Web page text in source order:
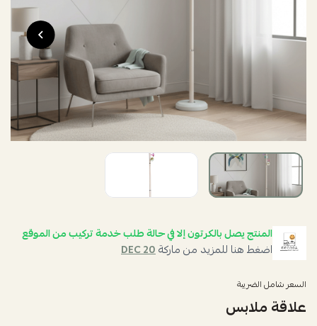
المنتج يصل بالكرتون إلا في حالة طلب خدمة تركيب من الموقع
اضغط هنا للمزيد من ماركةDEC 20
السعر شامل الضريبة
علاقة ملابس